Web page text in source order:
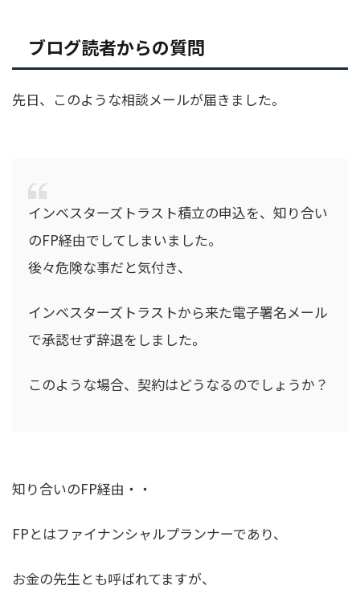
ブログ読者からの質問
先日、このような相談メールが届きました。
インベスターズトラスト積立の申込を、知り合い
のFP経由でしてしまいました。
後々危険な事だと気付き、
インベスターズトラストから来た電子署名メール
で承認せず辞退をしました。
このような場合、契約はどうなるのでしょうか？
知り合いのFP経由・・
FPとはファイナンシャルプランナーであり、
お金の先生とも呼ばれてますが、